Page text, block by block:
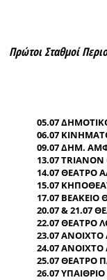
Πρώτοι Σταθμοί
05.07
06.07
09.07 ΔΗΜ.
13.07
14.07 ΘΕΑΤΡΟ
15.07
17.07 ΒΕΑΚΕΙΟ
20.07 & 21.07
22.07 ΘΕΑΤΡΟ
23.07
24.07
25.07 ΘΕΑΤΡΟ
26.07